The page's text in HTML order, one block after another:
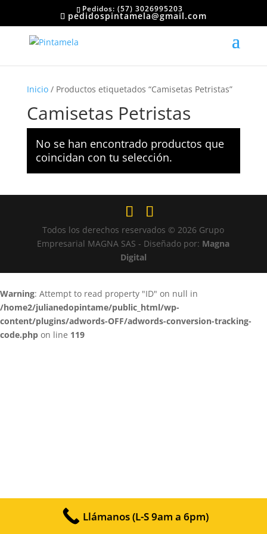
Pedidos: (57) 3026995203
pedidospintamela@gmail.com
Inicio/ Productos etiquetados “Camisetas Petristas”
Camisetas Petristas
No se han encontrado productos que
coincidan con tu selección.
Todos los derechos reservados © 2026 Grupo
Empresarial MAGNA SAS - Diseñado por: Magna
Digital
Warning: Attempt to read property "ID" on null in
/home2/julianedopintame/public_html/wp-
content/plugins/adwords-OFF/adwords-conversion-tracking-
code.php on line 119
Llámanos (L-S 9am a 6pm)